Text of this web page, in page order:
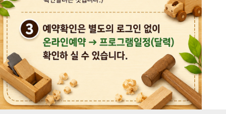
목공체험부터 숲체험 교육까지
다양한 경험을 할 수 있는
양주시